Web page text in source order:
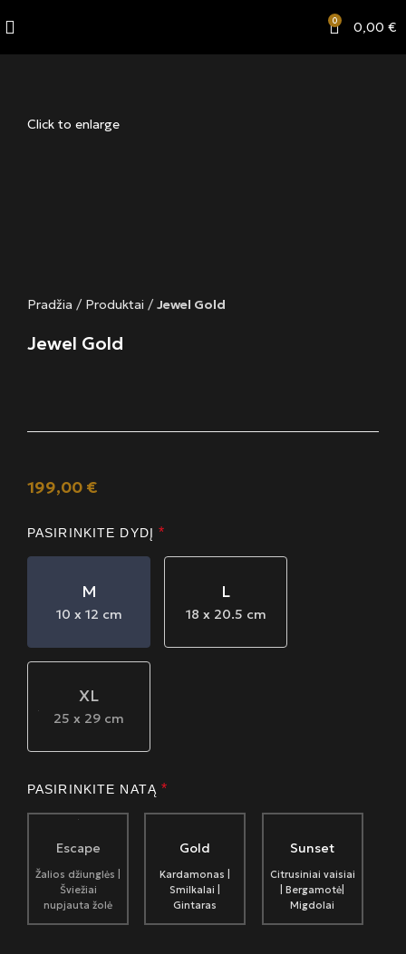
0 0,00 €
Click to enlarge
Pradžia / Produktai / Jewel Gold
Jewel Gold
199,00 €
PASIRINKITE DYDĮ *
M
10 x 12 cm
L
18 x 20.5 cm
XL
25 x 29 cm
PASIRINKITE NATĄ *
Escape
Žalios džiunglės |
Šviežiai
nupjauta žolė
Gold
Kardamonas |
Smilkalai |
Gintaras
Sunset
Citrusiniai vaisiai
| Bergamotė|
Migdolai